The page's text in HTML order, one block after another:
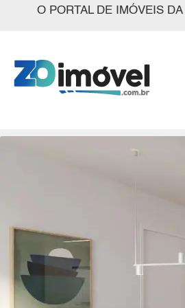
O PORTAL DE IMÓVEIS DA